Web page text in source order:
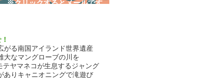
​※クリックするとメールです
がる南国アイランド世界遺産
大なマングローブの川を
テヤマネコが生息するジャング
ありキャニオニングで滝遊び